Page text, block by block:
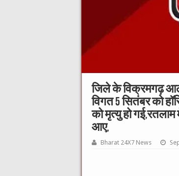
जिले के विक्रमगढ़
विगत 5 सितंबर को
को मृत्यु हो गई,रतलाम
आए,
Bharat 24X7 News